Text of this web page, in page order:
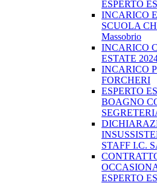
ESPERTO
INCARICO
SCUOLA
Massobrio
INCARICO
ESTATE
INCARICO
FORCHERI
ESPERTO
BOAGNO
STAFF I.C.
ESPERTO